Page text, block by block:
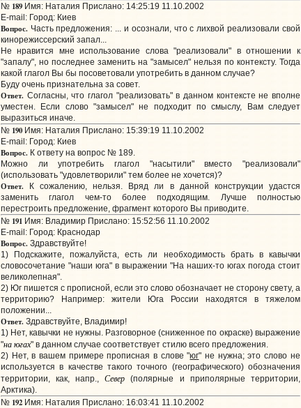
№ 189Имя: Наталия Прислано: 14:25:19 11.10.2002
E-mail: Город: Киев
Вопрос.Часть предложения: ... и осознали, что с лихвой реализовали свой
кинорежиссерский запал...
Не нравится мне использование слова "реализовали" в отношении к
"запалу", но последнее заменить на "замысел" нельзя по контексту. Тогда
какой глагол Вы бы посоветовали употребить в данном случае?
Буду очень признательна за совет.
Ответ.Согласны, что глагол "реализовать" в данном контексте не вполне
уместен. Если слово "замысел" не подходит по смыслу, Вам следует
выразиться иначе.
№ 190Имя: Наталия Прислано: 15:39:19 11.10.2002
E-mail: Город: Киев
Вопрос.К ответу на вопрос № 189.
Можно ли употребить глагол "насытили" вместо "реализовали"
(использовать "удовлетворили" тем более не хочется)?
Ответ.К сожалению, нельзя. Вряд ли в данной конструкции удастся
заменить глагол чем-то более подходящим. Лучше полностью
перестроить предложение, фрагмент которого Вы приводите.
№ 191Имя: Владимир Прислано: 15:52:56 11.10.2002
E-mail: Город: Краснодар
Вопрос.Здравствуйте!
1) Подскажите, пожалуйста, есть ли необходимость брать в кавычки
словосочетание "наши юга" в выражении "На наших-то югах погода стоит
великолепная".
2) Юг пишется с прописной, если это слово обозначает не сторону свету, а
территорию? Например: жители Юга России находятся в тяжелом
положении...
Ответ.Здравствуйте, Владимир!
1) Нет, кавычки не нужны. Разговорное (сниженное по окраске) выражение
"на югах" в данном случае соответствует стилю всего предложения.
2) Нет, в вашем примере прописная в слове "юг" не нужна; это слово не
используется в качестве такого точного (географического) обозначения
территории, как, напр.,Север (полярные и приполярные территории,
Арктика).
№ 192Имя: Наталия Прислано: 16:03:41 11.10.2002